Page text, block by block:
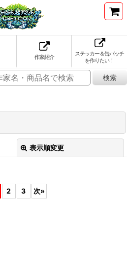
作家紹介
ステッカー＆缶バッチ
を作りたい！
表示順変更
2 3 次»